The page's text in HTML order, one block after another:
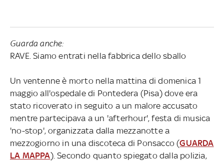
Guarda anche:
RAVE. Siamo entrati nella fabbrica dello sballo
Un ventenne è morto nella mattina di domenica 1
maggio all'ospedale di Pontedera (Pisa) dove era
stato ricoverato in seguito a un malore accusato
mentre partecipava a un 'afterhour', festa di musica
'no-stop', organizzata dalla mezzanotte a
mezzogiorno in una discoteca di Ponsacco (GUARDA
LA MAPPA). Secondo quanto spiegato dalla polizia,